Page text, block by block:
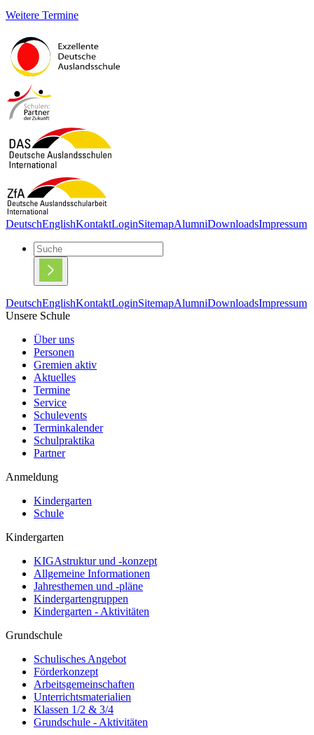
Weitere Termine
DeutschEnglishKontaktLoginSitemapAlumniDownloadsImpressum
DeutschEnglishKontaktLoginSitemapAlumniDownloadsImpressum
Unsere Schule
Über uns
Personen
Gremien aktiv
Aktuelles
Termine
Service
Schulevents
Terminkalender
Schulpraktika
Partner
Anmeldung
Kindergarten
Schule
Kindergarten
KIGAstruktur und -konzept
Allgemeine Informationen
Jahresthemen und -pläne
Kindergartengruppen
Kindergarten - Aktivitäten
Grundschule
Schulisches Angebot
Förderkonzept
Arbeitsgemeinschaften
Unterrichtsmaterialien
Klassen 1/2 & 3/4
Grundschule - Aktivitäten